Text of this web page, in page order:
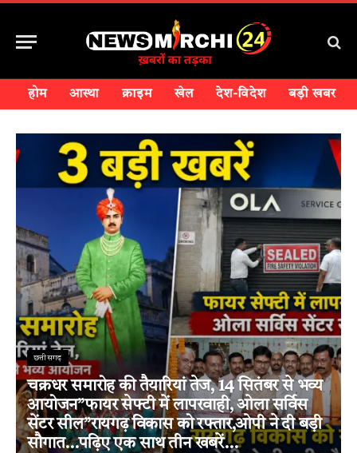
होम आस्था क्राइम खेल देश-विदेश बड़ी खबर
छत्तीसगढ़
चक्रधर समारोह की तैयारियां तेज, 14 सितंबर से भव्य
आयोजन”फायर सेफ्टी में लापरवाही, ओला सर्विस
सेंटर सील”रायगढ़ विकास को रफ्तार,ओपी ने दी बड़ी
सौगात…पढ़िए एक साथ तीन खबरें…